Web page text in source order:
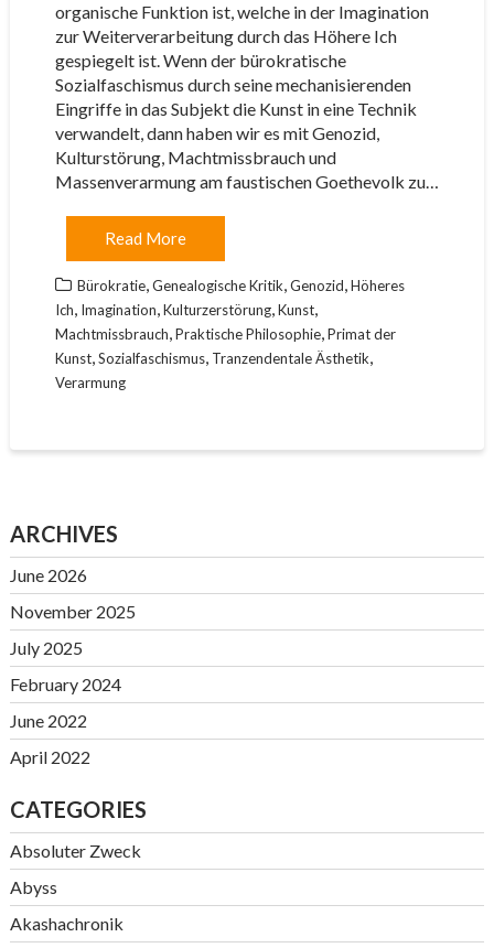
organische Funktion ist, welche in der Imagination
zur Weiterverarbeitung durch das Höhere Ich
gespiegelt ist. Wenn der bürokratische
Sozialfaschismus durch seine mechanisierenden
Eingriffe in das Subjekt die Kunst in eine Technik
verwandelt, dann haben wir es mit Genozid,
Kulturstörung, Machtmissbrauch und
Massenverarmung am faustischen Goethevolk zu…
Read More
Bürokratie,Genealogische Kritik,Genozid,Höheres
Ich, Imagination,Kulturzerstörung,Kunst,
Machtmissbrauch,Praktische Philosophie,Primat der
Kunst,Sozialfaschismus, Tranzendentale Ästhetik,
Verarmung
ARCHIVES
June 2026
November 2025
July 2025
February 2024
June 2022
April 2022
CATEGORIES
Absoluter Zweck
Abyss
Akashachronik